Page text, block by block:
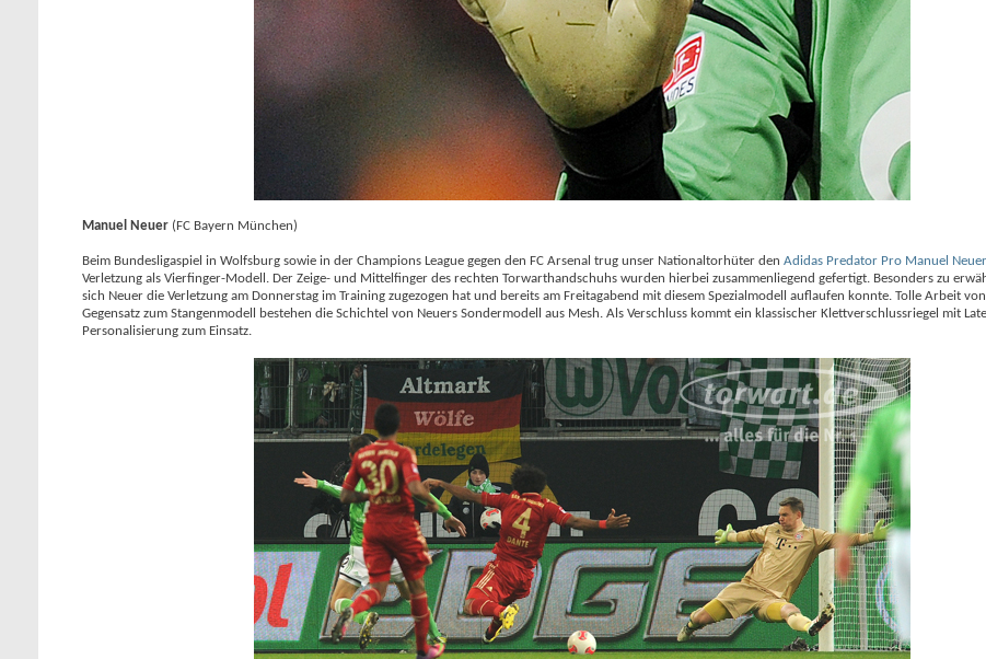
Manuel Neuer (FC Bayern München)
Beim Bundesligaspiel in Wolfsburg sowie in der Champions League gegen den FC Arsenal trug unser Nationaltorhüter den Adidas Predator Pro Manuel Neuer
Verletzung als Vierfinger-Modell. Der Zeige- und Mittelfinger des rechten Torwarthandschuhs wurden hierbei zusammenliegend gefertigt. Besonders zu
sich Neuer die Verletzung am Donnerstag im Training zugezogen hat und bereits am Freitagabend mit diesem Spezialmodell auflaufen konnte. Tolle Arbeit
Gegensatz zum Stangenmodell bestehen die Schichtel von Neuers Sondermodell aus Mesh. Als Verschluss kommt ein klassischer Klettverschlussriegel mit
Personalisierung zum Einsatz.